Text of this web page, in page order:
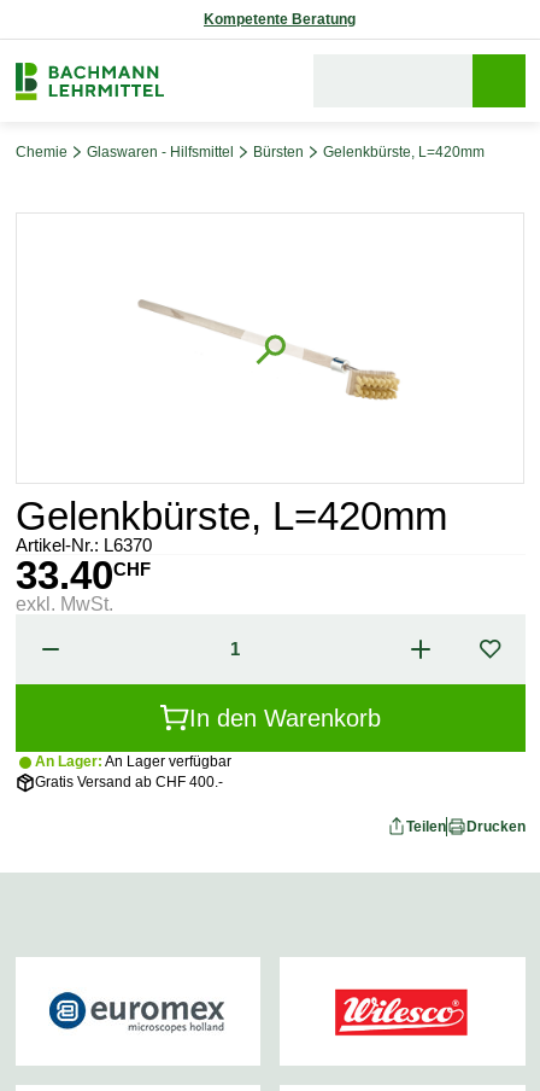
Kompetente Beratung
Chemie Glaswaren - Hilfsmittel Bürsten Gelenkbürste, L=420mm
Gelenkbürste, L=420mm
Artikel-Nr.: L6370
33.40CHF
exkl. MwSt.
In den Warenkorb
An Lager: An Lager verfügbar
Gratis Versand ab CHF 400.-
Teilen Drucken